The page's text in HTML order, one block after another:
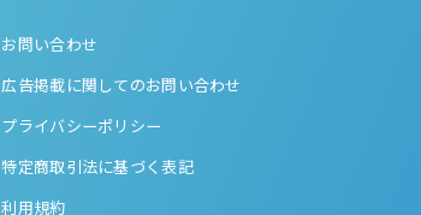
お問い合わせ
広告掲載に関してのお問い合わせ
プライバシーポリシー
特定商取引法に基づく表記
利用規約